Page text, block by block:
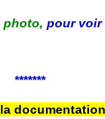
photo, pour voir
*******